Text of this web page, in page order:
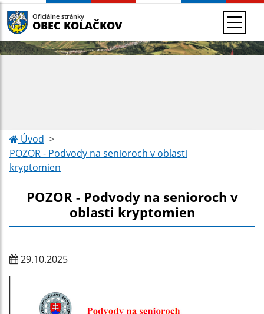
Oficiálne stránky
OBEC KOLAČKOV
Úvod
POZOR - Podvody na senioroch v oblasti
kryptomien
POZOR - Podvody na senioroch v
oblasti kryptomien
29.10.2025